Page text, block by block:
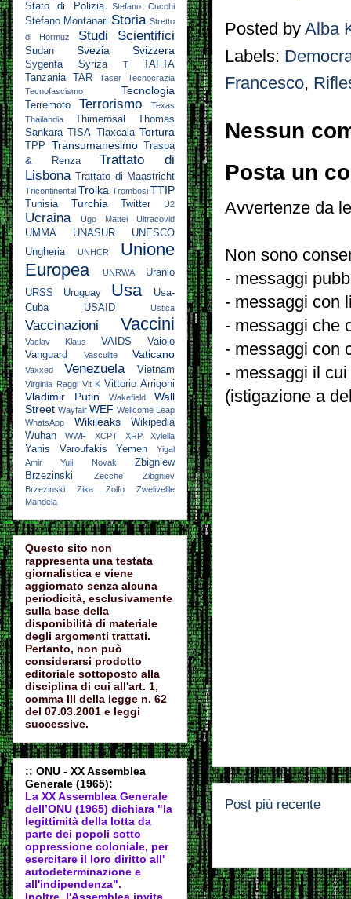
Posted by Alba
Labels:
Francesco,
Nessun
Posta un
Avvertenze da
Non sono
- messaggi
- messaggi con
- messaggi che
- messaggi con
- messaggi il
(istigazione a
Post più recente
Stato di Polizia Stefano Cucchi
Stefano Montanari Storia Stretto
di Hormuz
Studi Scientifici
Sudan Svezia Svizzera
Sygenta Syriza T
TAFTA
Tanzania
TAR Taser
Tecnocrazia
Tecnofascismo
Tecnologia
Terremoto Terrorismo
Texas
Thailandia
Thimerosal
Thomas
Sankara
TISA Tlaxcala Tortura
TPP Transumanesimo
Traspa
& Renza
Trattato di
Lisbona
Trattato di Maastricht
Tricontinental Troika Trombosi TTIP
Tunisia Turchia Twitter U2
Ucraina Ugo Mattei Ultracovid
UMMA UNASUR
UNESCO
Ungheria
UNHCR
Unione
Europea
UNRWA
Uranio
URSS
Uruguay Usa
Usa-
Cuba
USAID Ustica
Vaccinazioni Vaccini
Vaclav Klaus VAIDS
Vaiolo
Vanguard
Vasculite Vaticano
Vaxxed Venezuela Vietnam
Virginia Raggi Vit K Vittorio Arrigoni
Vladimir Putin Wakefield
Wall
Street Wayfair WEF Wellcome Leap
WhatsApp
Wikileaks
Wikipedia
Wuhan
WWF XCPT XRP Xylella
Yanis Varoufakis Yemen
Yigal
Amir
Yuli Novak
Zbigniew
Brzezinski
Zecche
Zibgniev
Brzezinski
Zika Zolfo
Zwelivelile
Mandela
Questo sito non
rappresenta una testata
giornalistica e viene
aggiornato senza alcuna
periodicità, esclusivamente
sulla base della
disponibilità di materiale
degli argomenti trattati.
Pertanto, non può
considerarsi prodotto
editoriale sottoposto alla
disciplina di cui all'art. 1,
comma III della legge n. 62
del 07.03.2001 e leggi
successive.
:: ONU - XX Assemblea
Generale (1965):
La XX Assemblea Generale
dell’ONU (1965) dichiara "la
legittimità della lotta da
parte dei popoli sotto
oppressione coloniale, per
esercitare il loro diritto all'
autodeterminazione e
all'indipendenza".